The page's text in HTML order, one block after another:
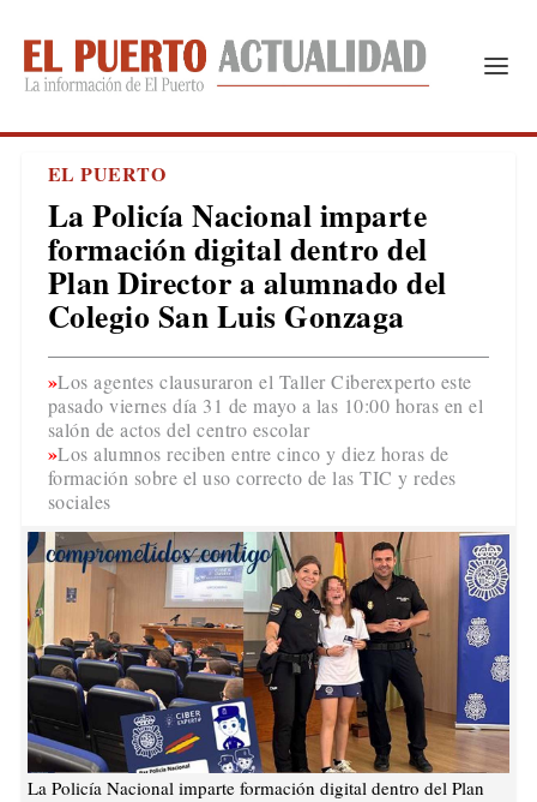
EL PUERTO
La Policía Nacional imparte
formación digital dentro del
Plan Director a alumnado del
Colegio San Luis Gonzaga
Los agentes clausuraron el Taller Ciberexperto este
pasado viernes día 31 de mayo a las 10:00 horas en el
salón de actos del centro escolar
Los alumnos reciben entre cinco y diez horas de
formación sobre el uso correcto de las TIC y redes
sociales
La Policía Nacional imparte formación digital dentro del Plan